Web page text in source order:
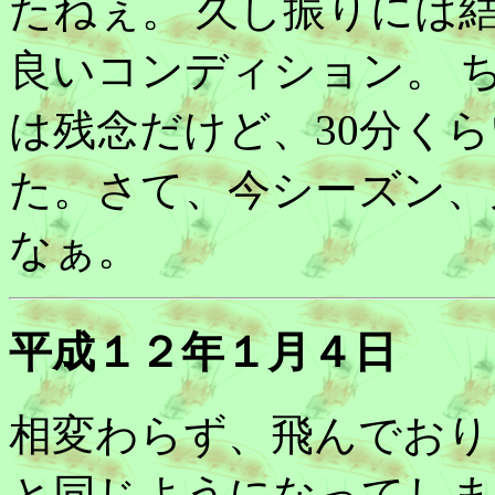
たねぇ。 久し振りには
良いコンディション。
は残念だけど、30分く
た。さて、今シーズン
なぁ。
平成１２年１月４日
相変わらず、飛んでお